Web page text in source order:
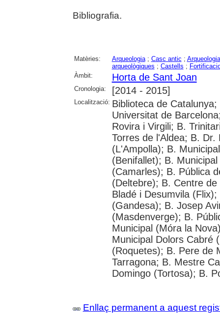
Bibliografia.
Matèries: Arqueologia; Casc antic ;
arqueològiques ; Castells ;
Àmbit:
Horta de Sant Joan
Cronologia: [2014 - 2015]
Localització: Biblioteca de
Universitat de
Rovira i Virgili; B.
Torres de l'Aldea; B.
(L'Ampolla); B.
(Benifallet); B.
(Camarles); B. Pública
(Deltebre); B. Centre
Bladé i Desumvila
(Gandesa); B. Josep
(Masdenverge); B.
Municipal (Móra la
Municipal Dolors Cabré
(Roquetes); B. Pere de
Tarragona; B. Mestre
Domingo (Tortosa); B.
Enllaç permanent a aquest